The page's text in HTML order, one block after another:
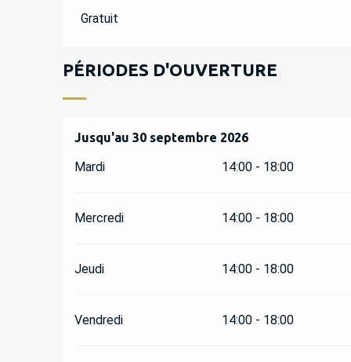
Gratuit
PÉRIODES D'OUVERTURE
Du1 juin 2026au30 septembre 2026
Jusqu'au 30 septembre 2026
Mardi 14:00 - 18:00
Mercredi 14:00 - 18:00
Jeudi 14:00 - 18:00
Vendredi 14:00 - 18:00